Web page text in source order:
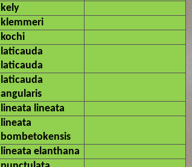
kely
klemmeri
kochi
laticauda
laticauda
laticauda
angularis
lineata lineata
lineata
bombetokensis
lineata elanthana